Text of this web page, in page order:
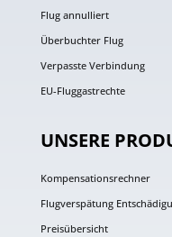
Flug annulliert
Überbuchter Flug
Verpasste Verbindung
EU-Fluggastrechte
UNSERE
Kompensationsrechner
Flugverspätung
Preisübersicht